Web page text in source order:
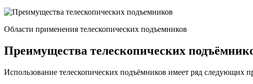
Области применения телескопических подъемников
Преимущества телескопических
Использование телескопических подъёмников имеет ряд следующих